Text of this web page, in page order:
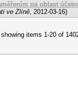
na oblast
ve Zlíně, 2012-03-16)
showing items 1-20 of